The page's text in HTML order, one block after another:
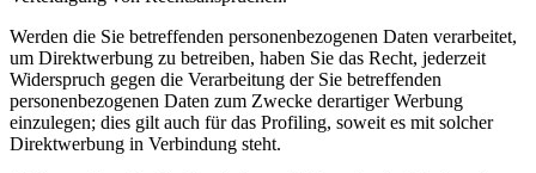
Werden die Sie betreffenden personenbezogenen Daten verarbeitet,
um Direktwerbung zu betreiben, haben Sie das Recht, jederzeit
Widerspruch gegen die Verarbeitung der Sie betreffenden
personenbezogenen Daten zum Zwecke derartiger Werbung
einzulegen; dies gilt auch für das Profiling, soweit es mit solcher
Direktwerbung in Verbindung steht.